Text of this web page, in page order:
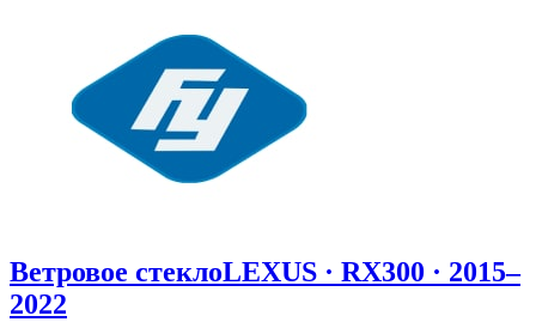
Ветровое стеклоLEXUS · RX300 · 2015–
2022